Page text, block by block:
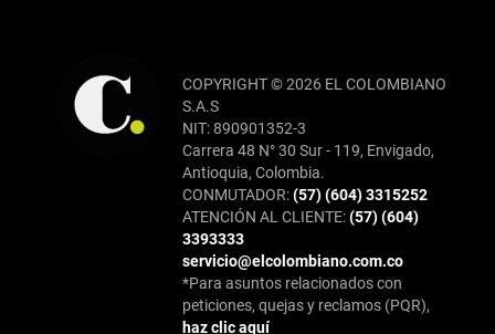
COPYRIGHT © 2026 EL COLOMBIANO
S.A.S
NIT: 890901352-3
Carrera 48 N° 30 Sur - 119, Envigado,
Antioquia, Colombia.
CONMUTADOR:(57) (604) 3315252
ATENCIÓN AL CLIENTE:(57) (604)
3393333
servicio@elcolombiano.com.co
*Para asuntos relacionados con
peticiones, quejas y reclamos (PQR),
haz clic aquí